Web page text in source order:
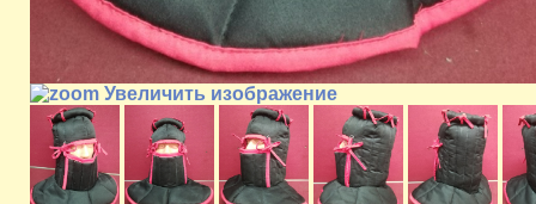
Увеличить изображение